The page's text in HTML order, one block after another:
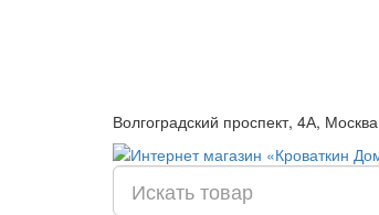
Волгоградский проспект, 4А, Москва